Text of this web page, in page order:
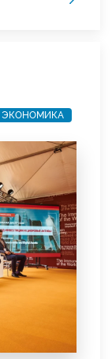
ЭКОНОМИКА